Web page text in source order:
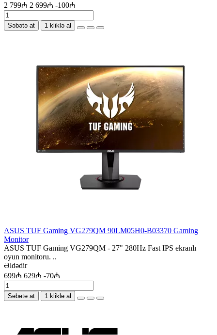
2 799₼ 2 699₼ -100₼
Səbətə at 1 kliklə al
ASUS TUF Gaming VG279QM 90LM05H0-B03370 Gaming
Monitor
ASUS TUF Gaming VG279QM - 27" 280Hz Fast IPS ekranlı
oyun monitoru. ..
Əldədir
699₼ 629₼ -70₼
Səbətə at 1 kliklə al